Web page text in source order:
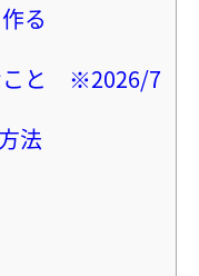
る
こと ※2026/7
法